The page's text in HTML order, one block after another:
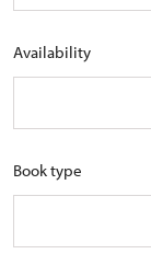
Availability
Book type